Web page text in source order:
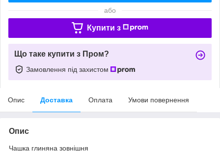
або
Купити з
Що таке купити з Пром?
Замовлення під захистом
Опис Доставка Оплата Умови повернення
Опис
Чашка глиняна зовнішня